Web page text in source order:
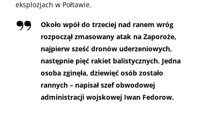
eksplozjach w Połtawie.
Około wpół do trzeciej nad ranem wróg
rozpoczął zmasowany atak na Zaporoże,
najpierw sześć dronów uderzeniowych,
następnie pięć rakiet balistycznych. Jedna
osoba zginęła, dziewięć osób zostało
rannych – napisał szef obwodowej
administracji wojskowej Iwan Fedorow.